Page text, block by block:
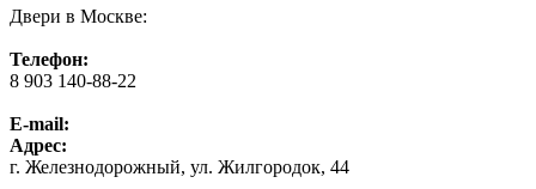
Двери в Москве:
Телефон:
8 903 140-88-22
E-mail:
Адрес:
г. Железнодорожный, ул. Жилгородок, 44